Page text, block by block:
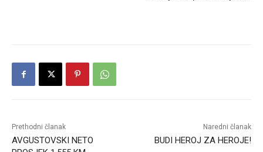
Prethodni članak
AVGUSTOVSKI NETO
Naredni članak
BUDI HEROJ ZA HEROJE!